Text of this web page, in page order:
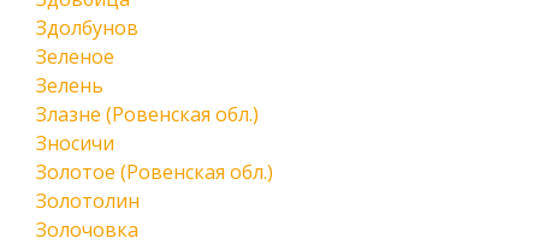
Здолбунов
Зеленое
Зелень
Злазне (Ровенская обл.)
Зносичи
Золотое (Ровенская обл.)
Золотолин
Золочовка